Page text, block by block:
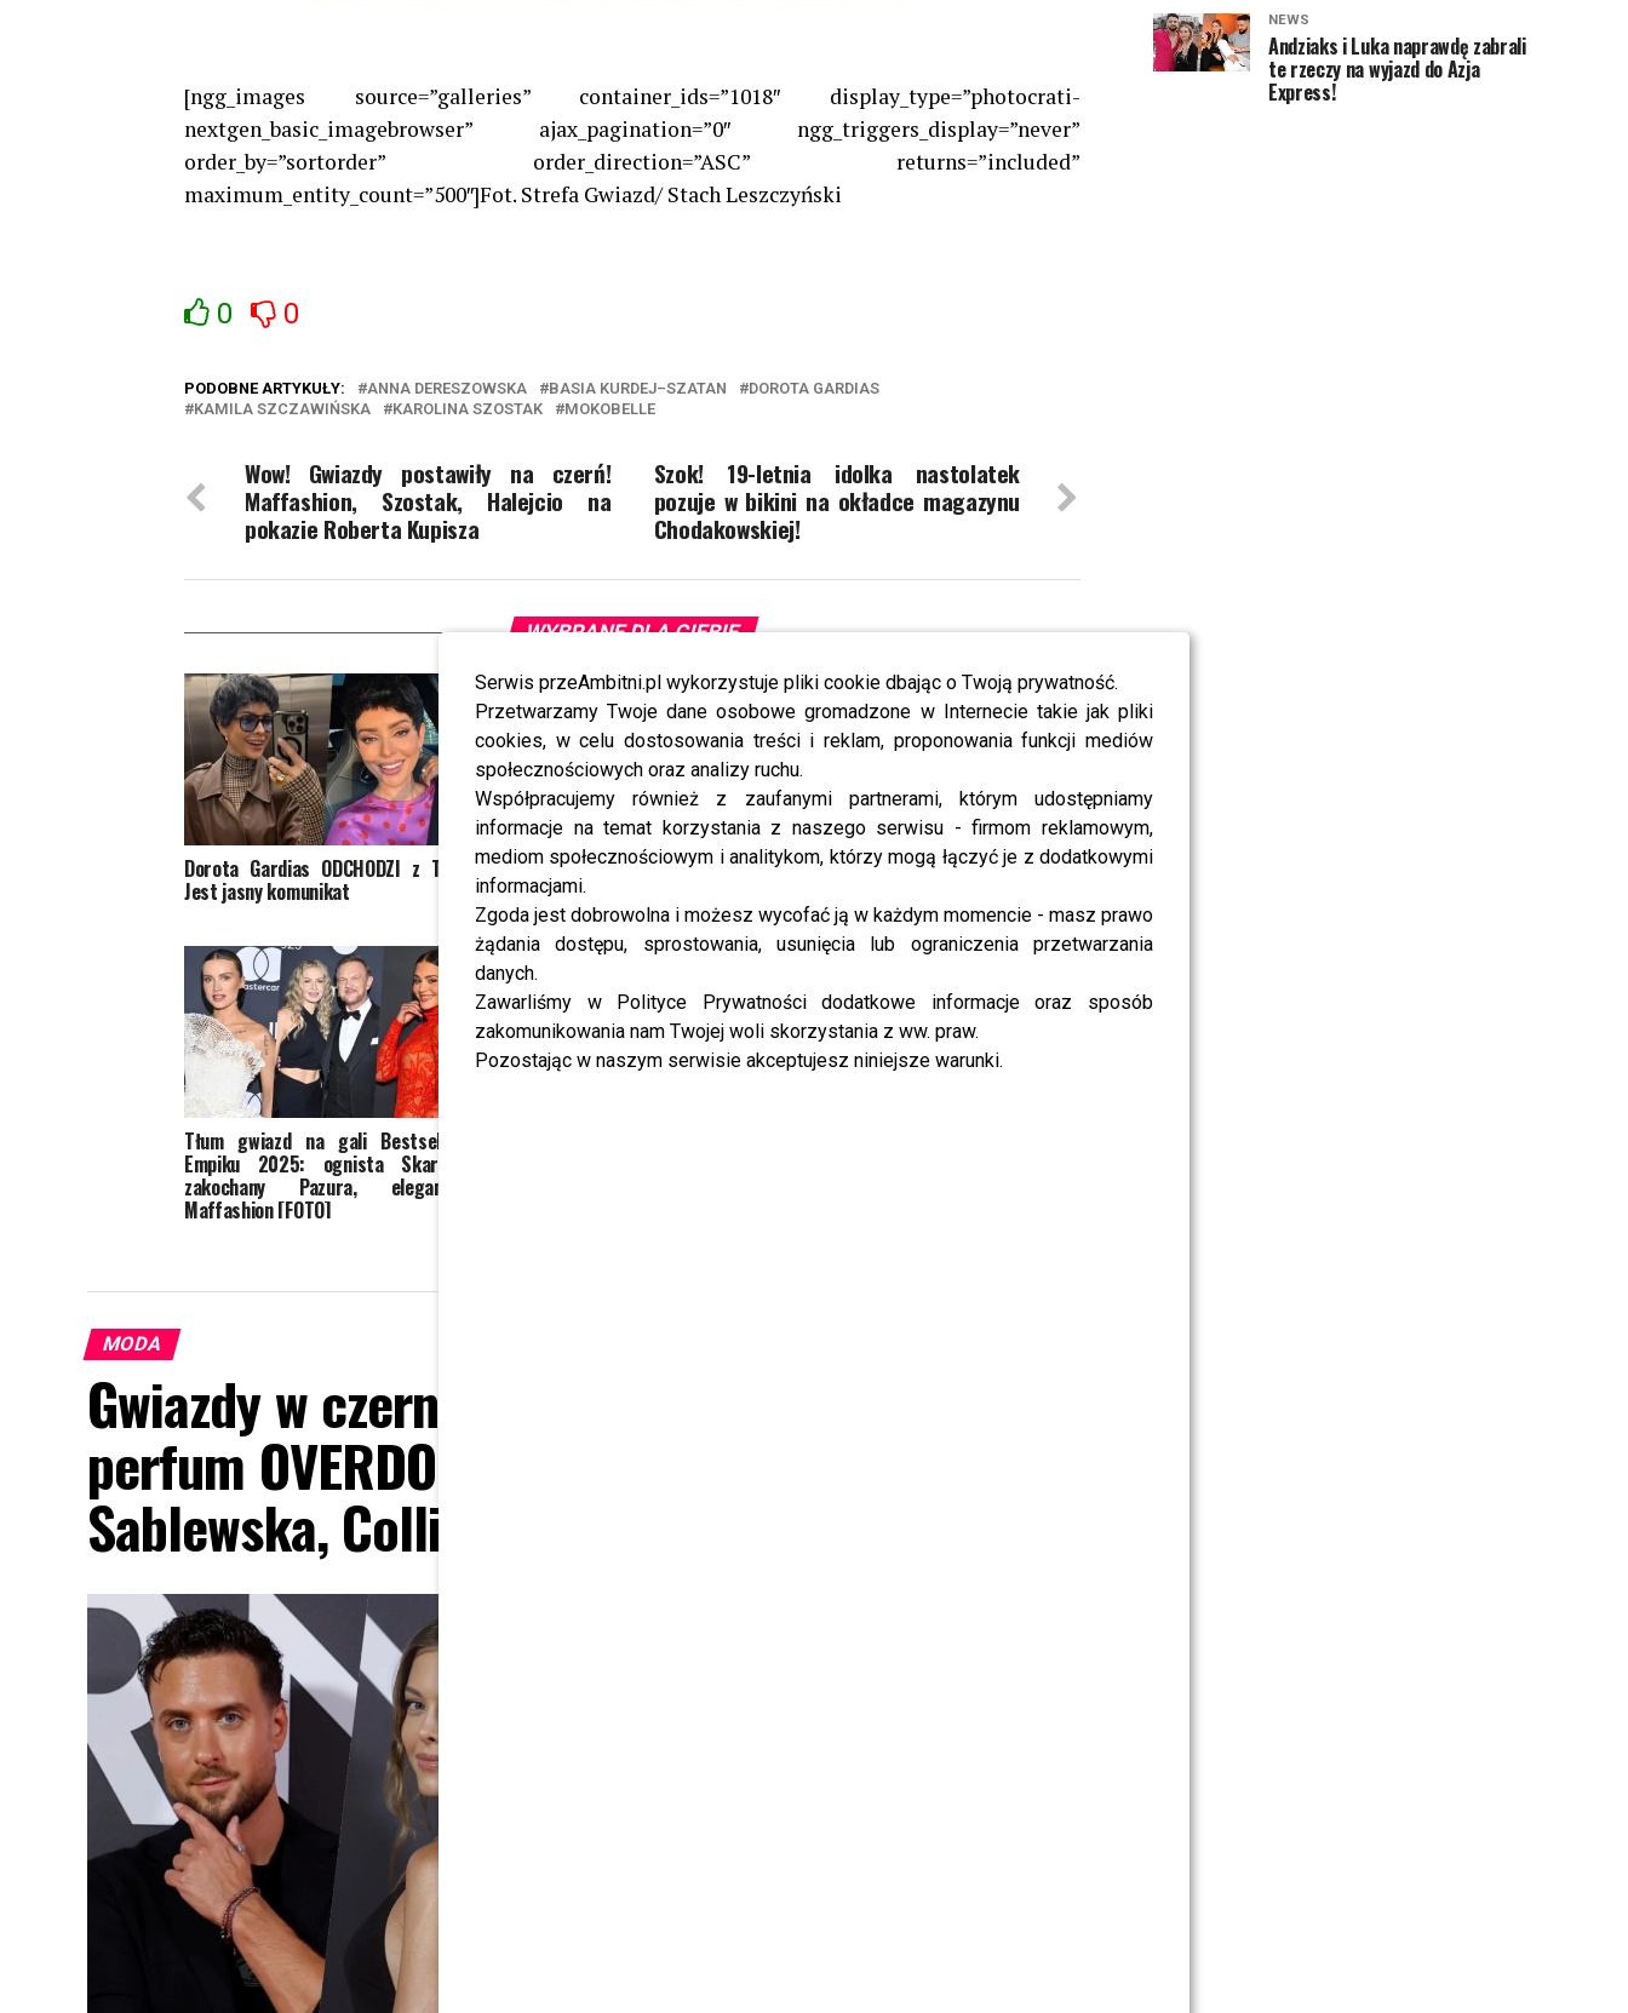
Serwis przeAmbitni.pl wykorzystuje pliki cookie dbając o Twoją prywatność.
Przetwarzamy Twoje dane osobowe gromadzone w Internecie takie jak pliki
cookies, w celu dostosowania treści i reklam, proponowania funkcji mediów
społecznościowych oraz analizy ruchu.
Współpracujemy również z zaufanymi partnerami, którym udostępniamy
informacje na temat korzystania z naszego serwisu - firmom reklamowym,
mediom społecznościowym i analitykom, którzy mogą łączyć je z dodatkowymi
informacjami.
Zgoda jest dobrowolna i możesz wycofać ją w każdym momencie - masz prawo
żądania dostępu, sprostowania, usunięcia lub ograniczenia przetwarzania
danych.
Zawarliśmy w Polityce Prywatności dodatkowe informacje oraz sposób
zakomunikowania nam Twojej woli skorzystania z ww. praw.
Pozostając w naszym serwisie akceptujesz niniejsze warunki.
[ngg_images source=”galleries” container_ids=”1018″ display_type=”photocrati-
nextgen_basic_imagebrowser” ajax_pagination=”0″ ngg_triggers_display=”never”
order_by=”sortorder” order_direction=”ASC” returns=”included”
maximum_entity_count=”500″]Fot. Strefa Gwiazd/ Stach Leszczyński
0 0
PODOBNE ARTYKUŁY: ANNA DERESZOWSKA BASIA KURDEJ–SZATAN
DOROTA GARDIAS
KAMILA SZCZAWIŃSKA
KAROLINA SZOSTAK MOKOBELLE
Szok! 19-letnia idolka nastolatek
pozuje w bikini na okładce magazynu
Chodakowskiej!
Wow! Gwiazdy postawiły na czerń!
Maffashion, Szostak, Halejcio na
pokazie Roberta Kupisza
WYBRANE DLA CIEBIE
Dorota Gardias ODCHODZI z TVN?
Jest jasny komunikat
Wydało się ws. Anny Dereszowskiej.
Inni mogą tylko pozazdrościć
„Kocham Cię Polsko” wraca do
odcinku?
Tłum gwiazd na gali Bestsellery
Empiku 2025: ognista Skarbek,
zakochany Pazura, elegancka
Maffashion [FOTO]
MODA
Gwiazdy w czerni na premierze nowych
perfum OVERDOSE marki ARMAF: Opozda,
Sablewska, Collins, Sikora [FOTO]
NEWS
Andziaks i Luka naprawdę zabrali
te rzeczy na wyjazd do Azja
Express!